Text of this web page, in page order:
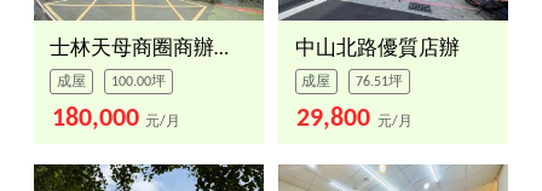
士林天母商圈商辦出租
成屋 100.00坪
180,000 元/月
中山北路優質店辦
成屋 76.51坪
29,800 元/月